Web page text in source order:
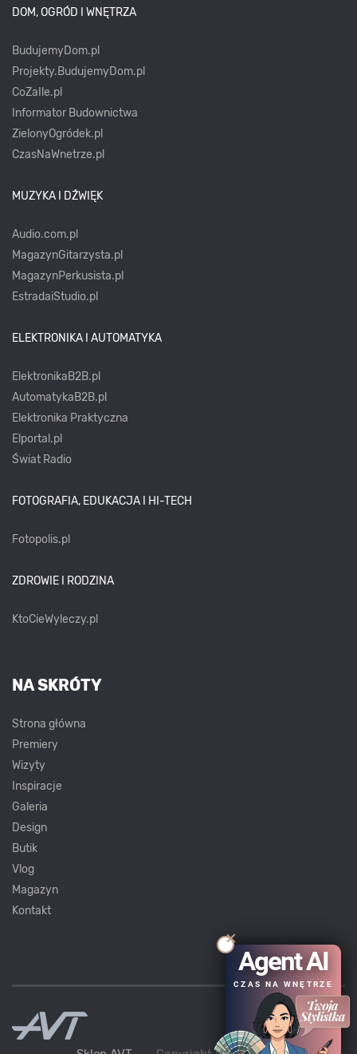
DOM, OGRÓD I WNĘTRZA
BudujemyDom.pl
Projekty.BudujemyDom.pl
CoZaIle.pl
Informator Budownictwa
ZielonyOgródek.pl
CzasNaWnetrze.pl
MUZYKA I DŹWIĘK
Audio.com.pl
MagazynGitarzysta.pl
MagazynPerkusista.pl
EstradaiStudio.pl
ELEKTRONIKA I AUTOMATYKA
ElektronikaB2B.pl
AutomatykaB2B.pl
Elektronika Praktyczna
Elportal.pl
Świat Radio
FOTOGRAFIA, EDUKACJA I HI-TECH
Fotopolis.pl
ZDROWIE I RODZINA
KtoCieWyleczy.pl
NA SKRÓTY
Strona główna
Premiery
Wizyty
Inspiracje
Galeria
Design
Butik
Vlog
Magazyn
Kontakt
Agent AI
CZAS NA WNĘTRZE